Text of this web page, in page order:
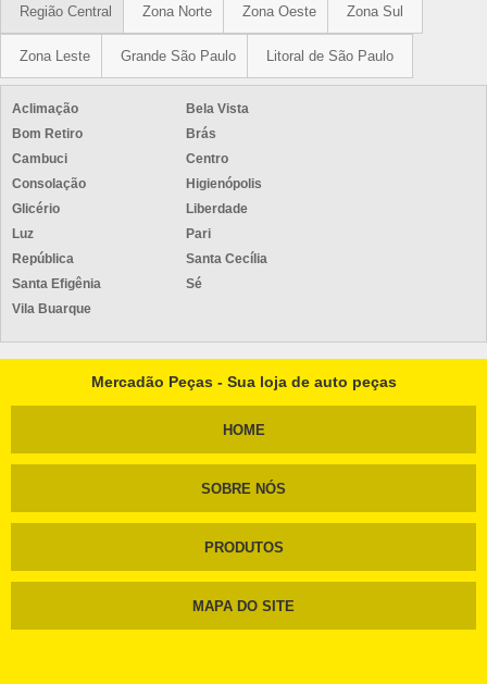
Região Central Zona Norte Zona Oeste Zona Sul
Zona Leste Grande São Paulo Litoral de São Paulo
Aclimação
Bela Vista
Bom Retiro
Brás
Cambuci
Centro
Consolação
Higienópolis
Glicério
Liberdade
Luz
Pari
República
Santa Cecília
Santa Efigênia
Sé
Vila Buarque
Mercadão Peças - Sua loja de auto peças
HOME
SOBRE NÓS
PRODUTOS
MAPA DO SITE